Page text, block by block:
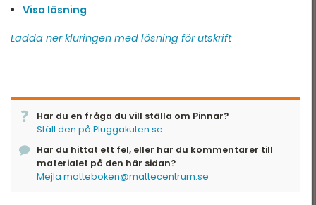
Visa lösning
Ladda ner kluringen med lösning för utskrift
Har du en fråga du vill ställa om Pinnar?
Ställ den på Pluggakuten.se
Har du hittat ett fel, eller har du kommentarer till
materialet på den här sidan?
Mejla matteboken@mattecentrum.se